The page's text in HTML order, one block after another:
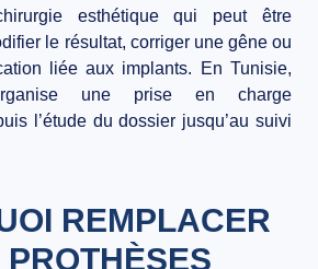
esthétique qui peut être
le résultat, corriger une gêne ou
liée aux implants. En Tunisie,
une prise en charge
l’étude du dossier jusqu’au suivi
REMPLACER
PROTHÈSES